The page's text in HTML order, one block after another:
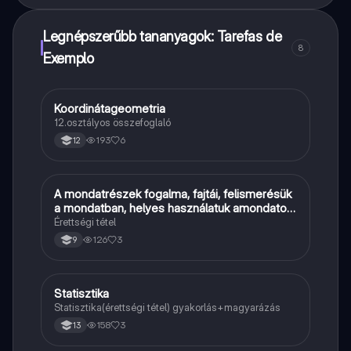
Legnépszerűbb tananyagok: Tarefas de
Exemplo
8
Matek
Koordinátageometria
12.osztályos összefoglaló
12 193 6
Magyar
A mondatrészek fogalma, fajtái, felismerésük
a mondatban, helyes használatuk amondatok
felépítésében
Érettségi tétel
9 126 3
Matek
Statisztika
Statisztika(érettségi tétel) gyakorlás+magyarázás
13 158 3